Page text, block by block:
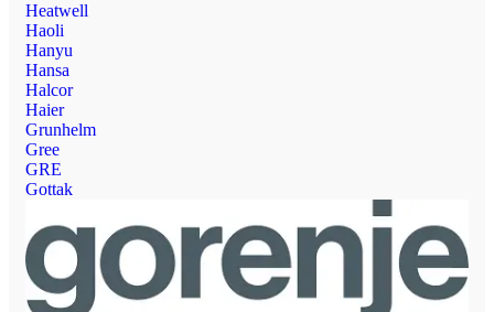
Heatwell
Haoli
Hanyu
Hansa
Halcor
Haier
Grunhelm
Gree
GRE
Gottak